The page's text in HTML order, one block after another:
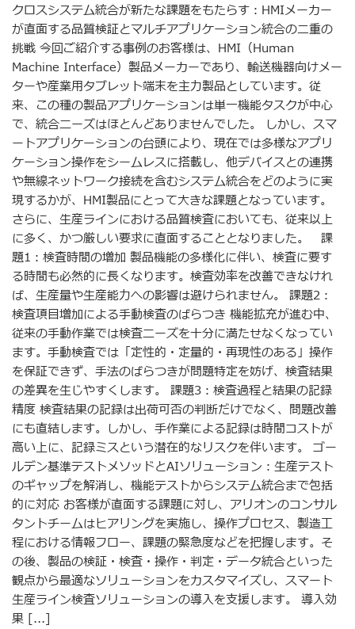
クロスシステム統合が新たな課題をもたらす：HMIメーカー
が直面する品質検証とマルチアプリケーション統合の二重の
挑戦 今回ご紹介する事例のお客様は、HMI（Human
Machine Interface）製品メーカーであり、輸送機器向けメー
ターや産業用タブレット端末を主力製品としています。従
来、この種の製品アプリケーションは単一機能タスクが中心
で、統合ニーズはほとんどありませんでした。 しかし、スマ
ートアプリケーションの台頭により、現在では多様なアプリ
ケーション操作をシームレスに搭載し、他デバイスとの連携
や無線ネットワーク接続を含むシステム統合をどのように実
現するかが、HMI製品にとって大きな課題となっています。
さらに、生産ラインにおける品質検査においても、従来以上
に多く、かつ厳しい要求に直面することとなりました。 課
題1：検査時間の増加 製品機能の多様化に伴い、検査に要す
る時間も必然的に長くなります。検査効率を改善できなけれ
ば、生産量や生産能力への影響は避けられません。 課題2：
検査項目増加による手動検査のばらつき 機能拡充が進む中、
従来の手動作業では検査ニーズを十分に満たせなくなってい
ます。手動検査では「定性的・定量的・再現性のある」操作
を保証できず、手法のばらつきが問題特定を妨げ、検査結果
の差異を生じやすくします。 課題3：検査過程と結果の記録
精度 検査結果の記録は出荷可否の判断だけでなく、問題改善
にも直結します。しかし、手作業による記録は時間コストが
高い上に、記録ミスという潜在的なリスクを伴います。 ゴー
ルデン基準テストメソッドとAIソリューション：生産テスト
のギャップを解消し、機能テストからシステム統合まで包括
的に対応 お客様が直面する課題に対し、アリオンのコンサル
タントチームはヒアリングを実施し、操作プロセス、製造工
程における情報フロー、課題の緊急度などを把握します。そ
の後、製品の検証・検査・操作・判定・データ統合といった
観点から最適なソリューションをカスタマイズし、スマート
生産ライン検査ソリューションの導入を支援します。 導入効
果 [...]